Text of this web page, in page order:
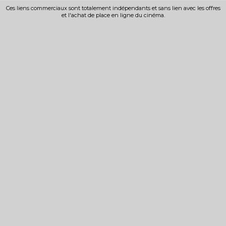
Ces liens commerciaux sont totalement indépendants et sans lien avec les offres
et l'achat de place en ligne du cinéma.